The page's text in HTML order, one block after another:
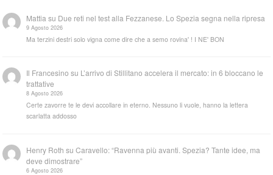
Mattia su Due reti nel test alla Fezzanese. Lo Spezia segna nella ripresa
9 Agosto 2026
Ma terzini destri solo vigna come dire che a semo rovina' ! I NE' BON
Il Francesino su L’arrivo di Stillitano accelera il mercato: in 6 bloccano le
trattative
8 Agosto 2026
Certe zavorre te le devi accollare in eterno. Nessuno li vuole, hanno la lettera
scarlatta addosso
Henry Roth suCaravello: “Ravenna più avanti. Spezia? Tante idee, ma
deve dimostrare”
6 Agosto 2026